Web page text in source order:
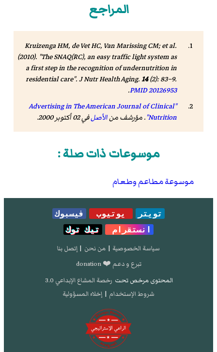
المراجع
Kruizenga HM, de Vet HC, Van Marissing CM; et al.
(2010). "The SNAQ(RC), an easy traffic light system as
a first step in the recognition of undernutrition in
residential care".J Nutr Health Aging.14(2): 83–9.
PMID20126953
.
"Advertising in The American Journal of Clinical
Nutrition" . مؤرشف منالأصلفي 02 أكتوبر 2000 .
موسوعات ذات صلة :
موسوعة مطاعم وطعام
تويتر يوتيوب
فيسبوك
انستقرام
تيك توك
سياسة الخصوصية | من نحن | إتصل بنا
تبرع و دعم ❤️ donation
المحتوى مرخص تحت رخصة المشاع الإبداعي 3.0
شروط الإستخدام | إخلاء المسؤولية